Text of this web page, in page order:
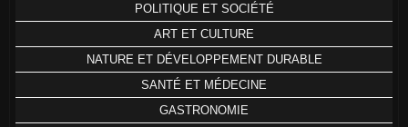
POLITIQUE ET SOCIÉTÉ
ART ET CULTURE
NATURE ET DÉVELOPPEMENT DURABLE
SANTÉ ET MÉDECINE
GASTRONOMIE